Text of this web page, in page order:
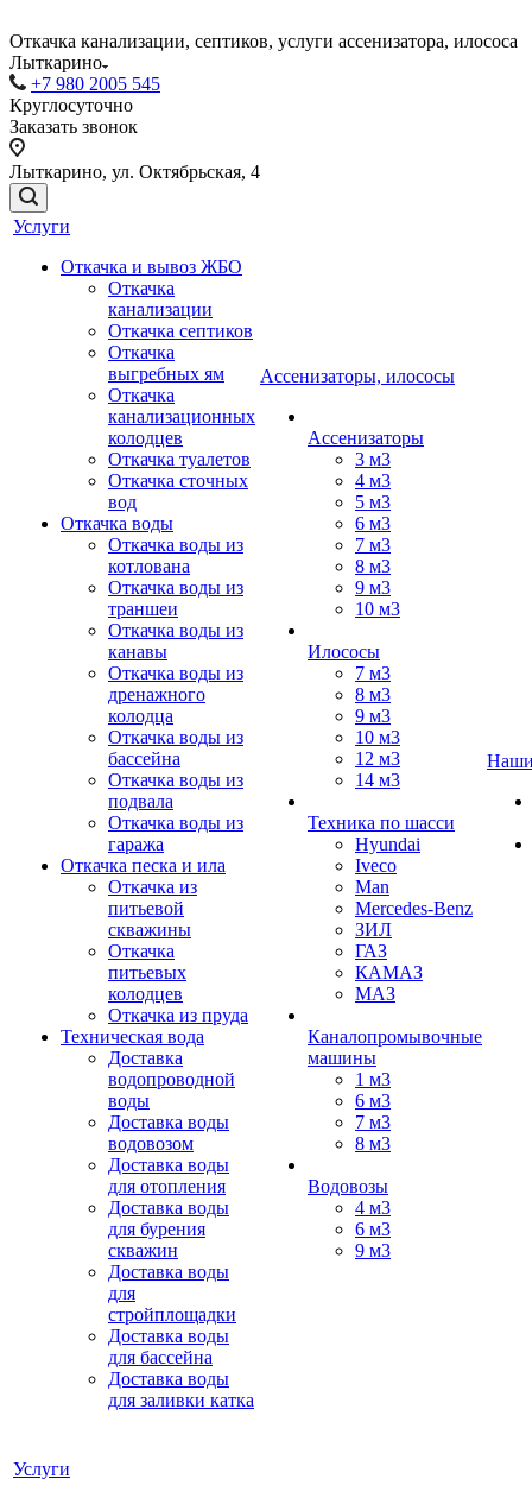
Откачка канализации, септиков, услуги ассенизатора, илососа
Лыткарино
+7 980 2005 545
Круглосуточно
Заказать звонок
Лыткарино, ул. Октябрьская, 4
Услуги
Откачка и вывоз ЖБО
Откачка
канализации
Откачка септиков
Откачка
выгребных ям
Откачка
канализационных
колодцев
Откачка туалетов
Откачка сточных
вод
Откачка воды
Откачка воды из
котлована
Откачка воды из
траншеи
Откачка воды из
канавы
Откачка воды из
дренажного
колодца
Откачка воды из
бассейна
Откачка воды из
подвала
Откачка воды из
гаража
Откачка песка и ила
Откачка из
питьевой
скважины
Откачка
питьевых
колодцев
Откачка из пруда
Техническая вода
Доставка
водопроводной
воды
Доставка воды
водовозом
Доставка воды
для отопления
Доставка воды
для бурения
скважин
Доставка воды
для
стройплощадки
Доставка воды
для бассейна
Доставка воды
для заливки катка
Ассенизаторы, илососы
Ассенизаторы
3 м3
4 м3
5 м3
6 м3
7 м3
8 м3
9 м3
10 м3
Илососы
7 м3
8 м3
9 м3
10 м3
12 м3
14 м3
Техника по шасси
Hyundai
Iveco
Man
Mercedes-Benz
ЗИЛ
ГАЗ
КАМАЗ
МАЗ
Каналопромывочные
машины
1 м3
6 м3
7 м3
8 м3
Водовозы
4 м3
6 м3
9 м3
Услуги